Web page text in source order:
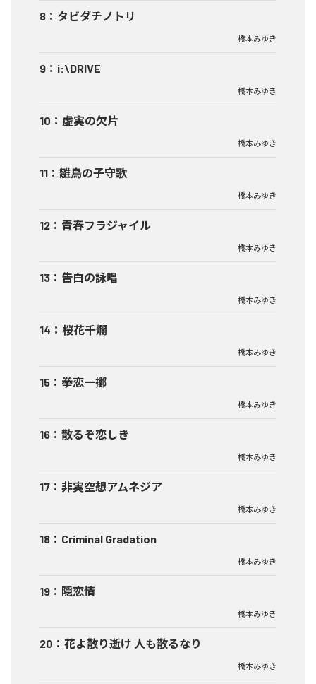
8 ： タビダチノトリ
橋本みゆき
9 ： i:\DRIVE
橋本みゆき
10 ： 虚実の欠片
橋本みゆき
11 ： 雛鳥の子守歌
橋本みゆき
12 ： 青春フラジャイル
橋本みゆき
13 ： 告白の詠唱
橋本みゆき
14 ： 桜花千爛
橋本みゆき
15 ： 拳恋一擲
橋本みゆき
16 ： 散るぞ恋しき
橋本みゆき
17 ： 非実空想アムネジア
橋本みゆき
18 ： Criminal Gradation
橋本みゆき
19 ： 隠恋情
橋本みゆき
20 ： 花よ散り逝け 人も散るなり
橋本みゆき